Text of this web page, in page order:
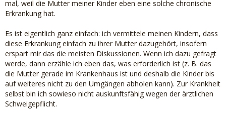
mal, weil die Mutter meiner Kinder eben eine solche chronische
Erkrankung hat.
Es ist eigentlich ganz einfach: ich vermittele meinen Kindern, dass
diese Erkrankung einfach zu ihrer Mutter dazugehört, insofern
erspart mir das die meisten Diskussionen. Wenn ich dazu gefragt
werde, dann erzähle ich eben das, was erforderlich ist (z. B. das
die Mutter gerade im Krankenhaus ist und deshalb die Kinder bis
auf weiteres nicht zu den Umgängen abholen kann). Zur Krankheit
selbst bin ich sowieso nicht auskunftsfähig wegen der ärztlichen
Schweigepflicht.